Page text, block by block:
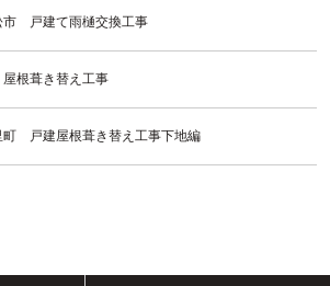
戸建て雨樋交換工事
根葺き替え工事
戸建屋根葺き替え工事下地編